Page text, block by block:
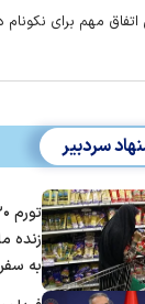
مهم برای
سردبیر
زنده
به